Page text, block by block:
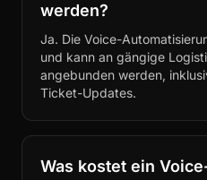
werden?
Ja. Die Voice-
und kann an gängige
angebunden werden,
Ticket-Updates.
Was kostet ein